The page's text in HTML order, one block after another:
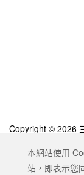
本網站使用
站，即表示您
Copyright © 2026
網站地圖
隱私權